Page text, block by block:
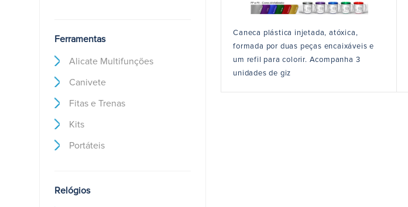
Ferramentas
Alicate Multifunções
Canivete
Fitas e Trenas
Kits
Portáteis
Relógios
Caneca plástica injetada, atóxica,
formada por duas peças encaixáveis e
um refil para colorir. Acompanha 3
unidades de giz